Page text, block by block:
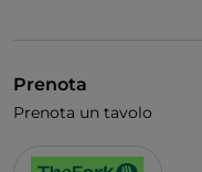
Prenota
Prenota un tavolo